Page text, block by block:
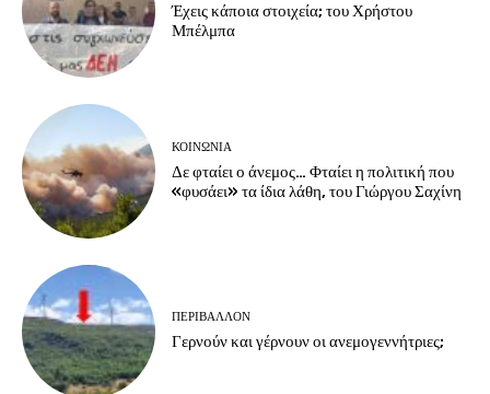
Έχεις κάποια στοιχεία; του Χρήστου
Μπέλμπα
ΚΟΙΝΩΝΙΑ
Δε φταίει ο άνεμος… Φταίει η πολιτική που
«φυσάει» τα ίδια λάθη, του Γιώργου Σαχίνη
ΠΕΡΙΒΆΛΛΟΝ
Γερνούν και γέρνουν οι ανεμογεννήτριες;